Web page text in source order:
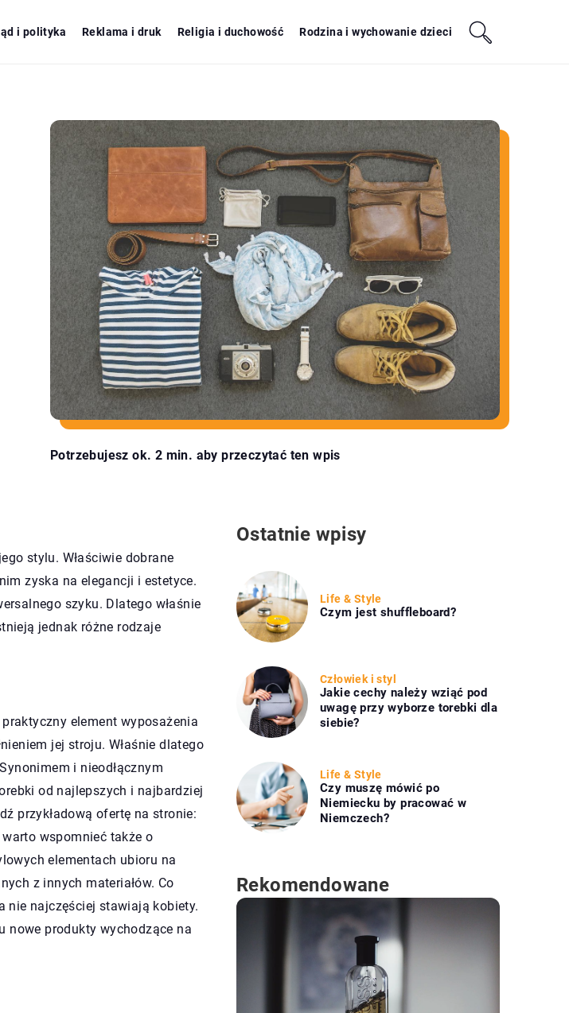
i polityka Reklama i druk Religia i duchowość Rodzina i wychowanie dzieci
Potrzebujesz ok. 2 min. aby przeczytać ten wpis
stylu. Właściwie dobrane
zyska na elegancji i estetyce.
szyku. Dlatego właśnie
jednak różne rodzaje
element wyposażenia
jej stroju. Właśnie dlatego
i nieodłącznym
od najlepszych i najbardziej
przykładową ofertę na stronie:
wspomnieć także o
elementach ubioru na
z innych materiałów. Co
nie najczęściej stawiają kobiety.
nowe produkty wychodzące na
Ostatnie wpisy
Life & Style
Czym jest shuffleboard?
Człowiek i styl
Jakie cechy należy wziąć pod
uwagę przy wyborze torebki dla
siebie?
Life & Style
Czy muszę mówić po
Niemiecku by pracować w
Niemczech?
Rekomendowane